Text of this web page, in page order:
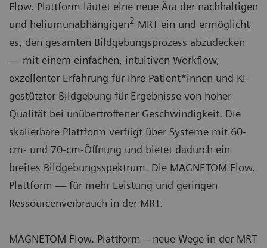
Flow. Plattform läutet eine neue Ära der nachhaltigen
und heliumunabhängigen2 MRT ein und ermöglicht
es, den gesamten Bildgebungsprozess abzudecken
— mit einem einfachen, intuitiven Workflow,
exzellenter Erfahrung für Ihre Patient*innen und KI-
gestützter Bildgebung für Ergebnisse von hoher
Qualität bei unübertroffener Geschwindigkeit. Die
skalierbare Plattform verfügt über Systeme mit 60-
cm- und 70-cm-Öffnung und bietet dadurch ein
breites Bildgebungsspektrum. Die MAGNETOM Flow.
Plattform — für mehr Leistung und geringen
Ressourcenverbrauch in der MRT.
MAGNETOM Flow. Plattform – neue Wege in der MRT